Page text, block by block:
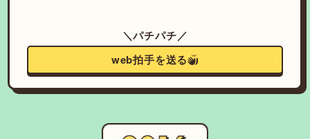
＼パチパチ／
web拍手を送る